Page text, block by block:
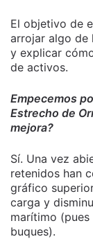
El objetivo de
arrojar algo de
y explicar
de activos.
Empecemos
Estrecho de
mejora?
Sí. Una vez
retenidos han
gráfico
carga y
marítimo
buques).